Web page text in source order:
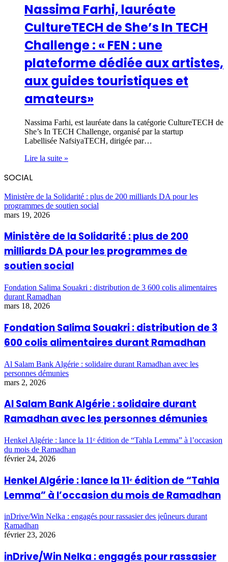
Nassima Farhi, lauréate
CultureTECH de She’s In TECH
Challenge : « FEN : une
plateforme dédiée aux artistes,
aux guides touristiques et
amateurs»
Nassima Farhi, est lauréate dans la catégorie CultureTECH de
She’s In TECH Challenge, organisé par la startup
Labellisée NafsiyaTECH, dirigée par…
Lire la suite »
SOCIAL
Ministère de la Solidarité : plus de 200 milliards DA pour les
programmes de soutien social
mars 19, 2026
Ministère de la Solidarité : plus de 200
milliards DA pour les programmes de
soutien social
Fondation Salima Souakri : distribution de 3 600 colis alimentaires
durant Ramadhan
mars 18, 2026
Fondation Salima Souakri : distribution de 3
600 colis alimentaires durant Ramadhan
Al Salam Bank Algérie : solidaire durant Ramadhan avec les
personnes démunies
mars 2, 2026
Al Salam Bank Algérie : solidaire durant
Ramadhan avec les personnes démunies
Henkel Algérie : lance la 11ᵉ édition de “Tahla Lemma” à l’occasion
du mois de Ramadhan
février 24, 2026
Henkel Algérie : lance la 11ᵉ édition de “Tahla
Lemma” à l’occasion du mois de Ramadhan
inDrive/Win Nelka : engagés pour rassasier des jeûneurs durant
Ramadhan
février 23, 2026
inDrive/Win Nelka : engagés pour rassasier